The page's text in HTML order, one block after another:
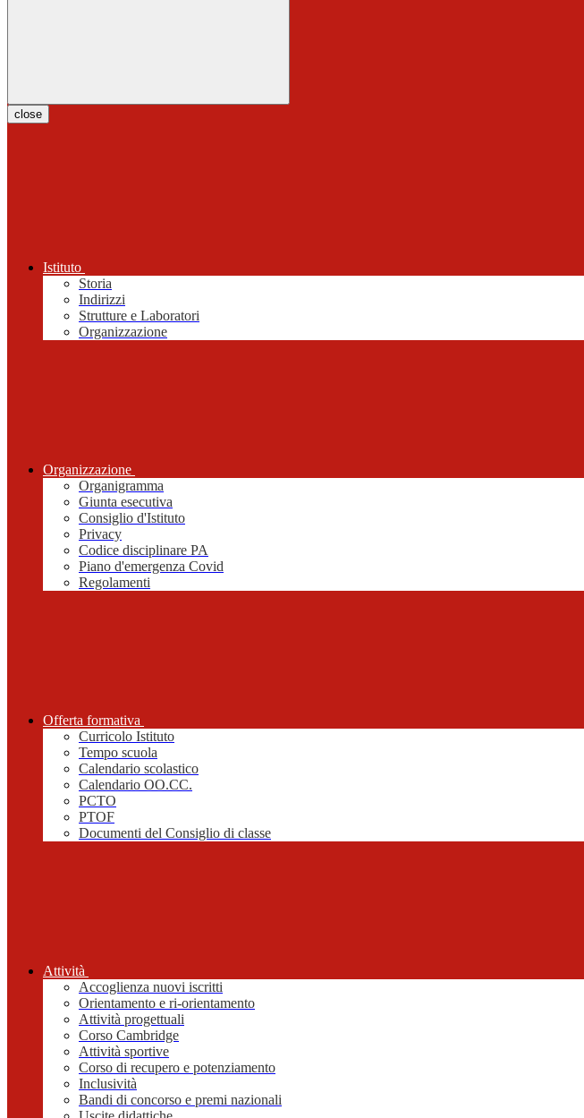
close
Istituto
Storia
Indirizzi
Strutture e Laboratori
Organizzazione
Organizzazione
Organigramma
Giunta esecutiva
Consiglio d'Istituto
Privacy
Codice disciplinare PA
Piano d'emergenza Covid
Regolamenti
Offerta formativa
Curricolo Istituto
Tempo scuola
Calendario scolastico
Calendario OO.CC.
PCTO
PTOF
Documenti del Consiglio di classe
Attività
Accoglienza nuovi iscritti
Orientamento e ri-orientamento
Attività progettuali
Corso Cambridge
Attività sportive
Corso di recupero e potenziamento
Inclusività
Bandi di concorso e premi nazionali